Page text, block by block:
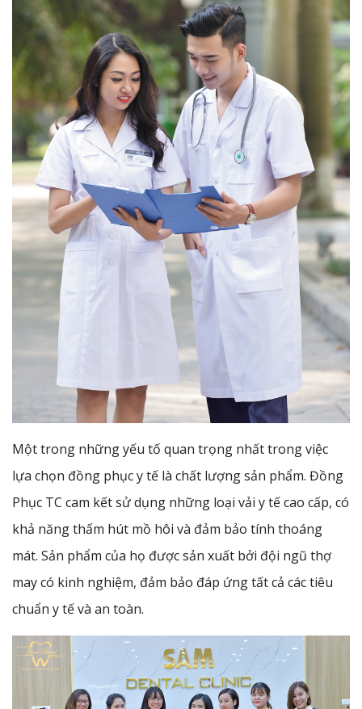
Một trong những yếu tố quan trọng nhất trong việc
lựa chọn đồng phục y tế là chất lượng sản phẩm. Đồng
Phục TC cam kết sử dụng những loại vải y tế cao cấp, có
khả năng thấm hút mồ hôi và đảm bảo tính thoáng
mát. Sản phẩm của họ được sản xuất bởi đội ngũ thợ
may có kinh nghiệm, đảm bảo đáp ứng tất cả các tiêu
chuẩn y tế và an toàn.